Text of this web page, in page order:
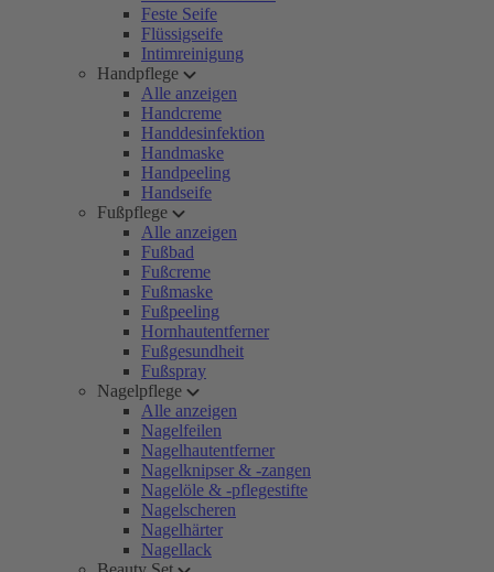
Feste Seife
Flüssigseife
Intimreinigung
Handpflege
Alle anzeigen
Handcreme
Handdesinfektion
Handmaske
Handpeeling
Handseife
Fußpflege
Alle anzeigen
Fußbad
Fußcreme
Fußmaske
Fußpeeling
Hornhautentferner
Fußgesundheit
Fußspray
Nagelpflege
Alle anzeigen
Nagelfeilen
Nagelhautentferner
Nagelknipser & -zangen
Nagelöle & -pflegestifte
Nagelscheren
Nagelhärter
Nagellack